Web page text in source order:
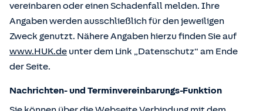
vereinbaren oder einen Schadenfall melden. Ihre
Angaben werden ausschließlich für den jeweiligen
Zweck genutzt. Nähere Angaben hierzu finden Sie auf
www.HUK.de unter dem Link „Datenschutz“ am Ende
der Seite.
Nachrichten- und Terminvereinbarungs-Funktion